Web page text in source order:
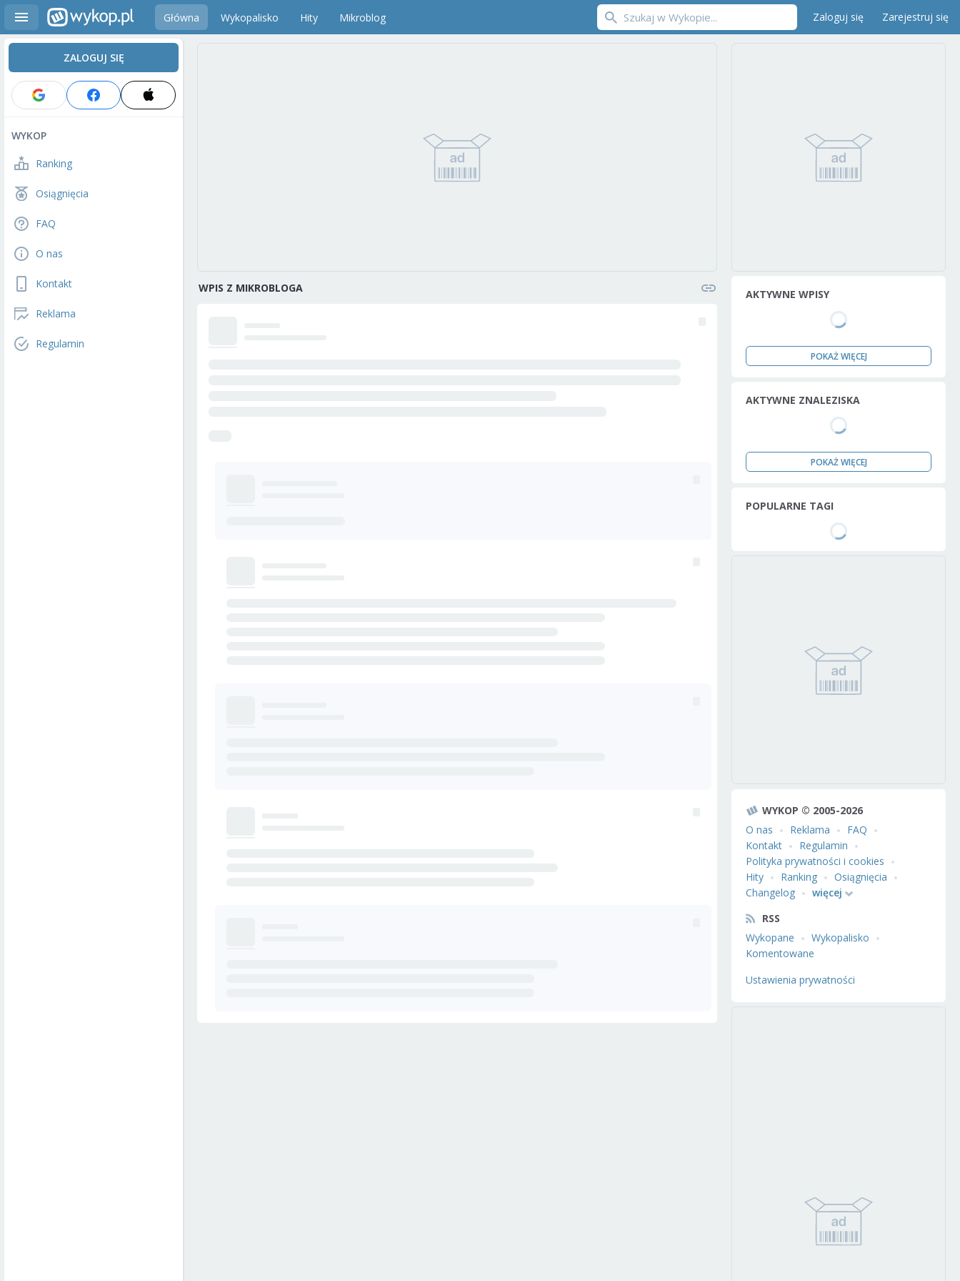
Główna Wykopalisko Hity Mikroblog Zaloguj się Zarejestruj się
ZALOGUJ SIĘ
WYKOP
Ranking
Osiągnięcia
FAQ
O nas
Kontakt
Reklama
Regulamin
WPIS Z MIKROBLOGA AKTYWNE WPISY
POKAŻ WIĘCEJ
AKTYWNE ZNALEZISKA
POKAŻ WIĘCEJ
POPULARNE TAGI
WYKOP © 2005-2026
O nas
Reklama
FAQ
Kontakt
Regulamin
Polityka prywatności i cookies
Hity
Ranking
Osiągnięcia
Changelog
więcej
RSS
Wykopane
Wykopalisko
Komentowane
Ustawienia prywatności